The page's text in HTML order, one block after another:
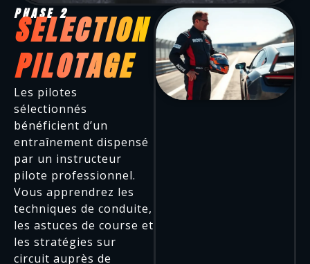
PHASE 2
SELECTION
PILOTAGE
Les pilotes
sélectionnés
bénéficient d’un
entraînement dispensé
par un instructeur
pilote professionnel.
Vous apprendrez les
techniques de conduite,
les astuces de course et
les stratégies sur
circuit auprès de